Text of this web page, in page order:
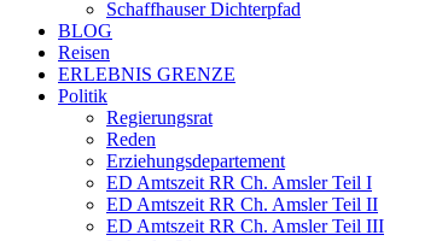
Schaffhauser Dichterpfad
BLOG
Reisen
ERLEBNIS GRENZE
Politik
Regierungsrat
Reden
Erziehungsdepartement
ED Amtszeit RR Ch. Amsler Teil I
ED Amtszeit RR Ch. Amsler Teil II
ED Amtszeit RR Ch. Amsler Teil III